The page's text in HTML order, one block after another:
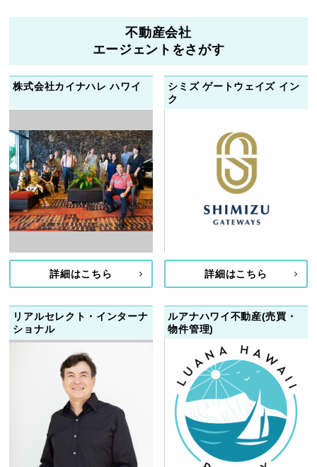
不動産会社
エージェントをさがす
株式会社カイナハレ ハワイ
詳細はこちら
シミズ ゲートウェイズ イン
ク
詳細はこちら
リアルセレクト・インターナ
ショナル
ルアナハワイ不動産(売買・
物件管理)